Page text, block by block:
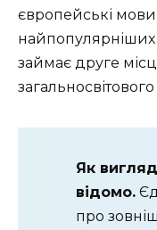
європейські
найпопулярніших
займає друге
Як
відомо.
про